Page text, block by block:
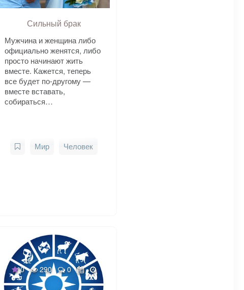
Сильный брак
Мужчина и женщина либо
официально женятся, либо
просто начинают жить
вместе. Кажется, теперь
все будет по‑другому —
вместе вставать,
собираться…
Мир Человек
0 290 0